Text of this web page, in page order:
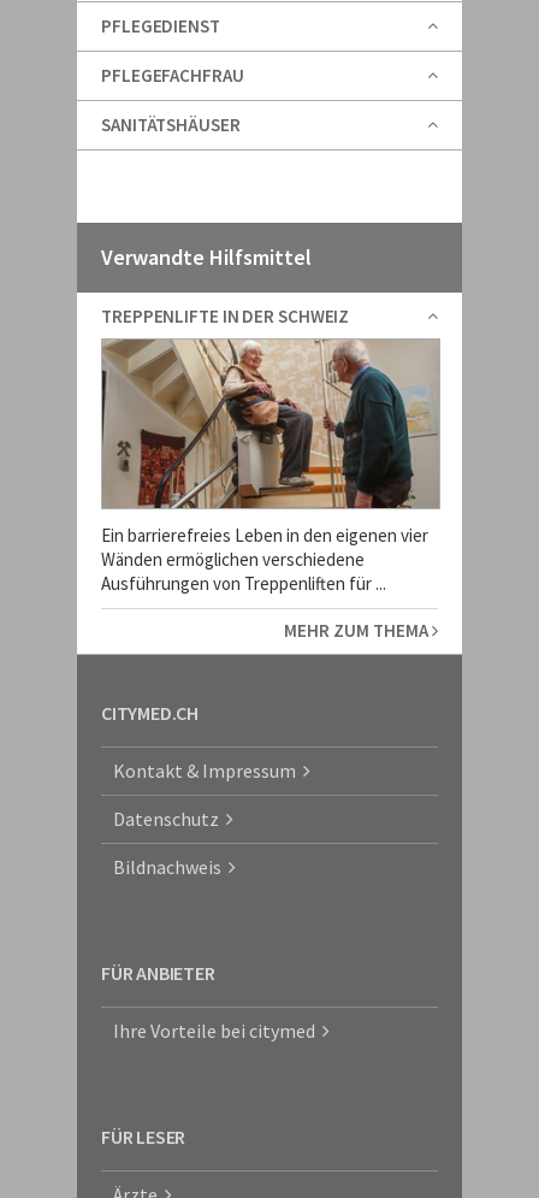
PFLEGEDIENST
PFLEGEFACHFRAU
SANITÄTSHÄUSER
Verwandte Hilfsmittel
TREPPENLIFTE IN DER SCHWEIZ
Ein barrierefreies Leben in den eigenen vier
Wänden ermöglichen verschiedene
Ausführungen von Treppenliften für ...
MEHR ZUM THEMA
CITYMED.CH
Kontakt & Impressum
Datenschutz
Bildnachweis
FÜR ANBIETER
Ihre Vorteile bei citymed
FÜR LESER